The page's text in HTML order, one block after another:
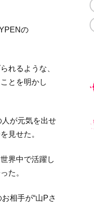
の
れるような、
とを明かし
が元気を出せ
見せた。
界中で活躍し
た。
相手が“山Pさ